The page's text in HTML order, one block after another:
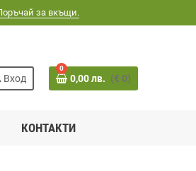
за вкъщи.
Вход
0
0,00 лв. (€ 0)
КОНТАКТИ